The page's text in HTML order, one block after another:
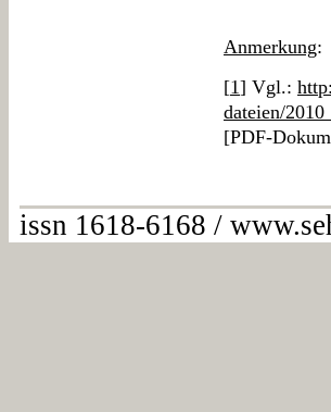
Anmerkung:
[1] Vgl.:
dateien/
[PDF-
issn 1618-6168 /